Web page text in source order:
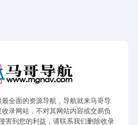
全面的资源导航，导航就来马哥导
录网站，不对其网站内容或交易负
害到您的利益，请联系我们删除收录